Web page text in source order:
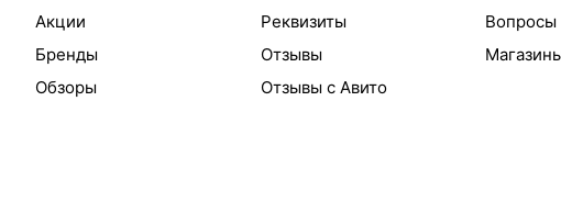
Акции
Бренды
Обзоры
Реквизиты
Отзывы
Отзывы с Авито
Вопросы